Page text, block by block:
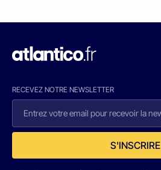
RECEVEZ NOTRE NEWSLETTER
S'INSCRIRE